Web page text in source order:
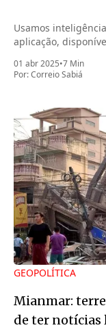
Usamos
aplicação,
01 abr 2025•7 Min
Por:Correio Sabiá
GEOPOLÍTICA
Mianmar:
de ter notícias